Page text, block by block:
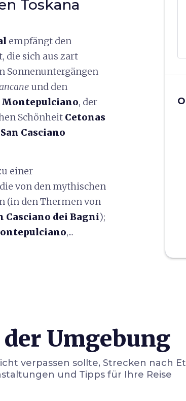
Toskana
empfängt den
die sich aus zart
Sonnenuntergängen
und den
Montepulciano, der
Schönheit Cetonas
San Casciano
einer
von den mythischen
(in den Thermen von
Casciano dei Bagni);
,...
Umgebung
verpassen sollte, Strecken nach
und Tipps für Ihre Reise